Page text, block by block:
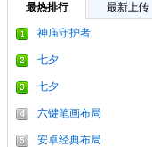
最热排行 最新上传
神庙守护者
七夕
七夕
六键笔画布局
安卓经典布局